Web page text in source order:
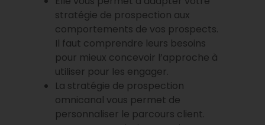
stratégie de prospection aux
comportements de vos prospects.
Il faut comprendre leurs besoins
pour mieux concevoir l’approche à
utiliser pour les engager.
La stratégie de prospection
omnicanal vous permet de
personnaliser le parcours client.